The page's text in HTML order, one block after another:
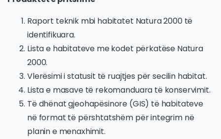
Raport teknik mbi habitatet Natura 2000 të
identifikuara.
Lista e habitateve me kodet përkatëse Natura
2000.
Vlerësimi i statusit të ruajtjes për secilin habitat.
Lista e masave të rekomanduara të konservimit.
Të dhënat gjeohapësinore (GIS) të habitateve
në format të përshtatshëm për integrim në
planin e menaxhimit.